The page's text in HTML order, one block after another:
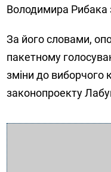
Володимира Рибака
За його словами,
пакетному
зміни до виборчого
законопроекту